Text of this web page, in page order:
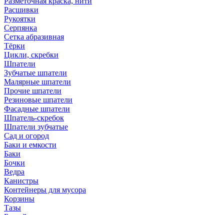
Расшивки
Рукоятки
Серпянка
Сетка абразивная
Тёрки
Цикли, скребки
Шпатели
Зубчатые шпатели
Малярные шпатели
Прочие шпатели
Резиновые шпатели
Фасадные шпатели
Шпатель-скребок
Шпатели зубчатые
Сад и огород
Баки и емкости
Баки
Бочки
Ведра
Канистры
Контейнеры для мусора
Корзины
Тазы